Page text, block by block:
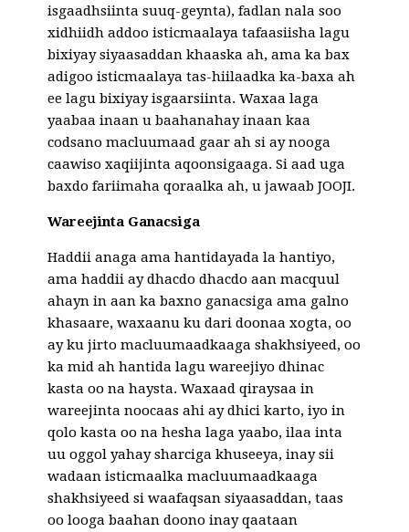
isgaadhsiinta suuq-geynta), fadlan nala soo
xidhiidh addoo isticmaalaya tafaasiisha lagu
bixiyay siyaasaddan khaaska ah, ama ka bax
adigoo isticmaalaya tas-hiilaadka ka-baxa ah
ee lagu bixiyay isgaarsiinta. Waxaa laga
yaabaa inaan u baahanahay inaan kaa
codsano macluumaad gaar ah si ay nooga
caawiso xaqiijinta aqoonsigaaga. Si aad uga
baxdo fariimaha qoraalka ah, u jawaab JOOJI.
Wareejinta Ganacsiga
Haddii anaga ama hantidayada la hantiyo,
ama haddii ay dhacdo dhacdo aan macquul
ahayn in aan ka baxno ganacsiga ama galno
khasaare, waxaanu ku dari doonaa xogta, oo
ay ku jirto macluumaadkaaga shakhsiyeed, oo
ka mid ah hantida lagu wareejiyo dhinac
kasta oo na haysta. Waxaad qiraysaa in
wareejinta noocaas ahi ay dhici karto, iyo in
qolo kasta oo na hesha laga yaabo, ilaa inta
uu oggol yahay sharciga khuseeya, inay sii
wadaan isticmaalka macluumaadkaaga
shakhsiyeed si waafaqsan siyaasaddan, taas
oo looga baahan doono inay qaataan